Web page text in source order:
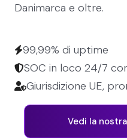
Danimarca e oltre.
99,99% di uptime
SOC in loco 24/7
Giurisdizione UE,
Vedi la